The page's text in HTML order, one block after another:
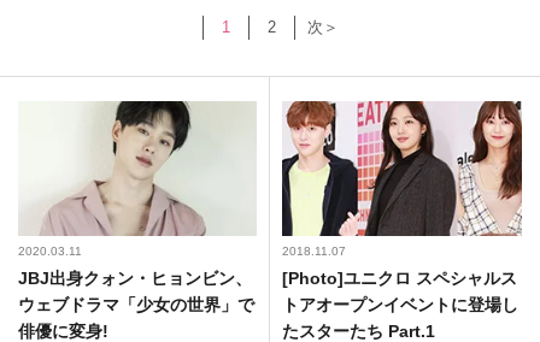
1 2 次＞
2020.03.11
JBJ出身クォン・ヒョンビン、
ウェブドラマ「少女の世界」で
俳優に変身!
2018.11.07
[Photo]ユニクロ スペシャルス
トアオープンイベントに登場し
たスターたち Part.1